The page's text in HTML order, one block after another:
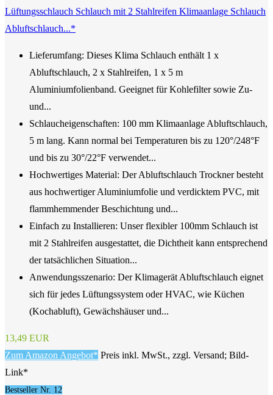
Lüftungsschlauch Schlauch mit 2 Stahlreifen Klimaanlage Schlauch
Abluftschlauch...*
Lieferumfang: Dieses Klima Schlauch enthält 1 x
Abluftschlauch, 2 x Stahlreifen, 1 x 5 m
Aluminiumfolienband. Geeignet für Kohlefilter sowie Zu-
und...
Schlaucheigenschaften: 100 mm Klimaanlage Abluftschlauch,
5 m lang. Kann normal bei Temperaturen bis zu 120°/248°F
und bis zu 30°/22°F verwendet...
Hochwertiges Material: Der Abluftschlauch Trockner besteht
aus hochwertiger Aluminiumfolie und verdicktem PVC, mit
flammhemmender Beschichtung und...
Einfach zu Installieren: Unser flexibler 100mm Schlauch ist
mit 2 Stahlreifen ausgestattet, die Dichtheit kann entsprechend
der tatsächlichen Situation...
Anwendungsszenario: Der Klimagerät Abluftschlauch eignet
sich für jedes Lüftungssystem oder HVAC, wie Küchen
(Kochabluft), Gewächshäuser und...
13,49 EUR
Zum Amazon Angebot* Preis inkl. MwSt., zzgl. Versand; Bild-
Link*
Bestseller Nr. 12